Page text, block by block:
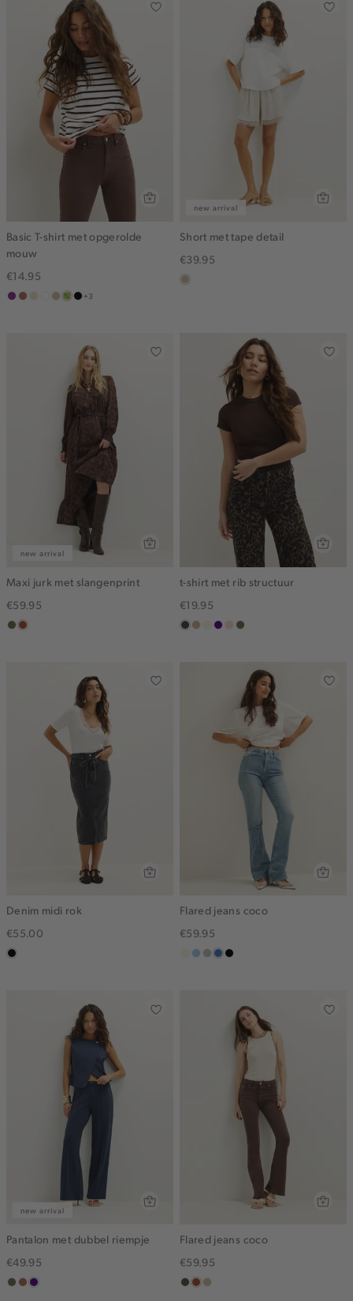
Basic T-shirt met opgerolde
mouw
€14.95
middenpaars
terracotta
vanille
witlichtzand
meerkleurig
zwart
+3
new arrival
Short met tape detail
€39.95
lichtzand
new arrival
Maxi jurk met slangenprint
€59.95
groen,
bruin
t-shirt met rib structuur
€19.95
chocozandwit,indigo
pinkgroen,
Denim midi rok
€55.00
zwart,
Flared jeans coco
€59.95
wit,lichtblauw
grijs,middenblauw
zwart,
new arrival
Pantalon met dubbel riempje
€49.95
middenbruin
terracotta
indigo
Flared jeans coco
€59.95
donkerkhaki
bruinlichtzand